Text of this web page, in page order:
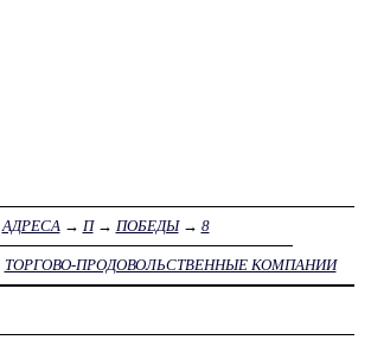
АДРЕСА→ П→ ПОБЕДЫ→ 8
ТОРГОВО-ПРОДОВОЛЬСТВЕННЫЕ КОМПАНИИ